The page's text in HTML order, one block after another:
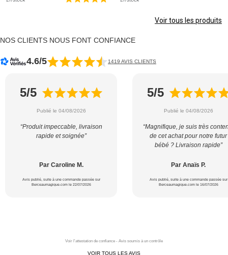
Voir tous les produits
NOS CLIENTS NOUS FONT CONFIANCE
4.6/5 1419 AVIS CLIENTS
5/5
Publié le 04/08/2026
“Produit impeccable, livraison
rapide et soignée”
Par Caroline M.
Avis publié, suite à une commande passée sur
Berceaumagique.com le 22/07/2026
5/5
Publié le 04/08/2026
“Magnifique, je suis très
de cet achat pour notre futur
bébé ? Livraison rapide”
Par Anaïs P.
Avis publié, suite à une commande passée sur
Berceaumagique.com le 16/07/2026
Voir l'attestation de confiance - Avis soumis à un contrôle
VOIR TOUS LES AVIS